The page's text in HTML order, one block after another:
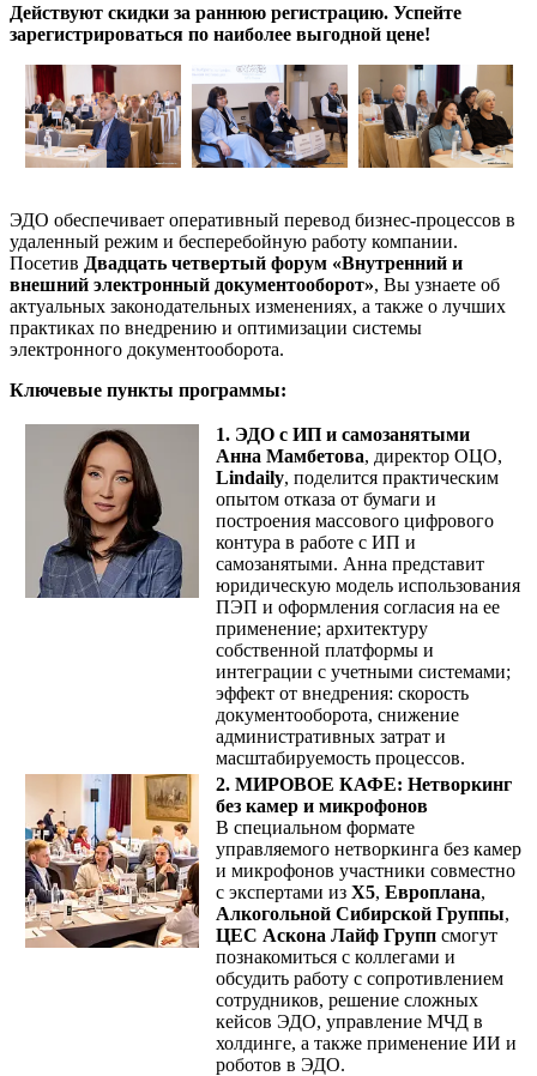
Действуют скидки за раннюю регистрацию. Успейте
зарегистрироваться по наиболее выгодной цене!
ЭДО обеспечивает оперативный перевод бизнес-процессов в
удаленный режим и бесперебойную работу компании.
Посетив Двадцать четвертый форум «Внутренний и
внешний электронный документооборот», Вы узнаете об
актуальных законодательных изменениях, а также о лучших
практиках по внедрению и оптимизации системы
электронного документооборота.
Ключевые пункты программы:
1. ЭДО с ИП и самозанятыми
Анна Мамбетова, директор ОЦО,
Lindaily, поделится практическим
опытом отказа от бумаги и
построения массового цифрового
контура в работе с ИП и
самозанятыми. Анна представит
юридическую модель использования
ПЭП и оформления согласия на ее
применение; архитектуру
собственной платформы и
интеграции с учетными системами;
эффект от внедрения: скорость
документооборота, снижение
административных затрат и
масштабируемость процессов.
2. МИРОВОЕ КАФЕ: Нетворкинг
без камер и микрофонов
В специальном формате
управляемого нетворкинга без камер
и микрофонов участники совместно
с экспертами из Х5, Европлана,
Алкогольной Сибирской Группы,
ЦЕС Аскона Лайф Групп смогут
познакомиться с коллегами и
обсудить работу с сопротивлением
сотрудников, решение сложных
кейсов ЭДО, управление МЧД в
холдинге, а также применение ИИ и
роботов в ЭДО.